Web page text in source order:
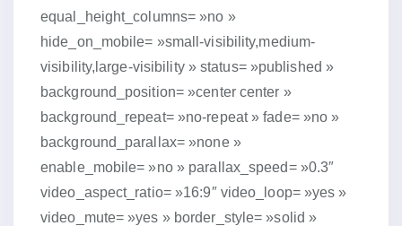
equal_height_columns= »no »
hide_on_mobile= »small-visibility,medium-
visibility,large-visibility » status= »published »
background_position= »center center »
background_repeat= »no-repeat » fade= »no »
background_parallax= »none »
enable_mobile= »no » parallax_speed= »0.3″
video_aspect_ratio= »16:9″ video_loop= »yes »
video_mute= »yes » border_style= »solid »